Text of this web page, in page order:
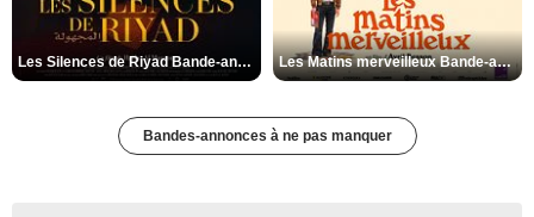
Les Silences de Riyad Bande-annonce VO STFR Les Matins merveilleux Bande-annonce VF
Bandes-annonces à ne pas manquer